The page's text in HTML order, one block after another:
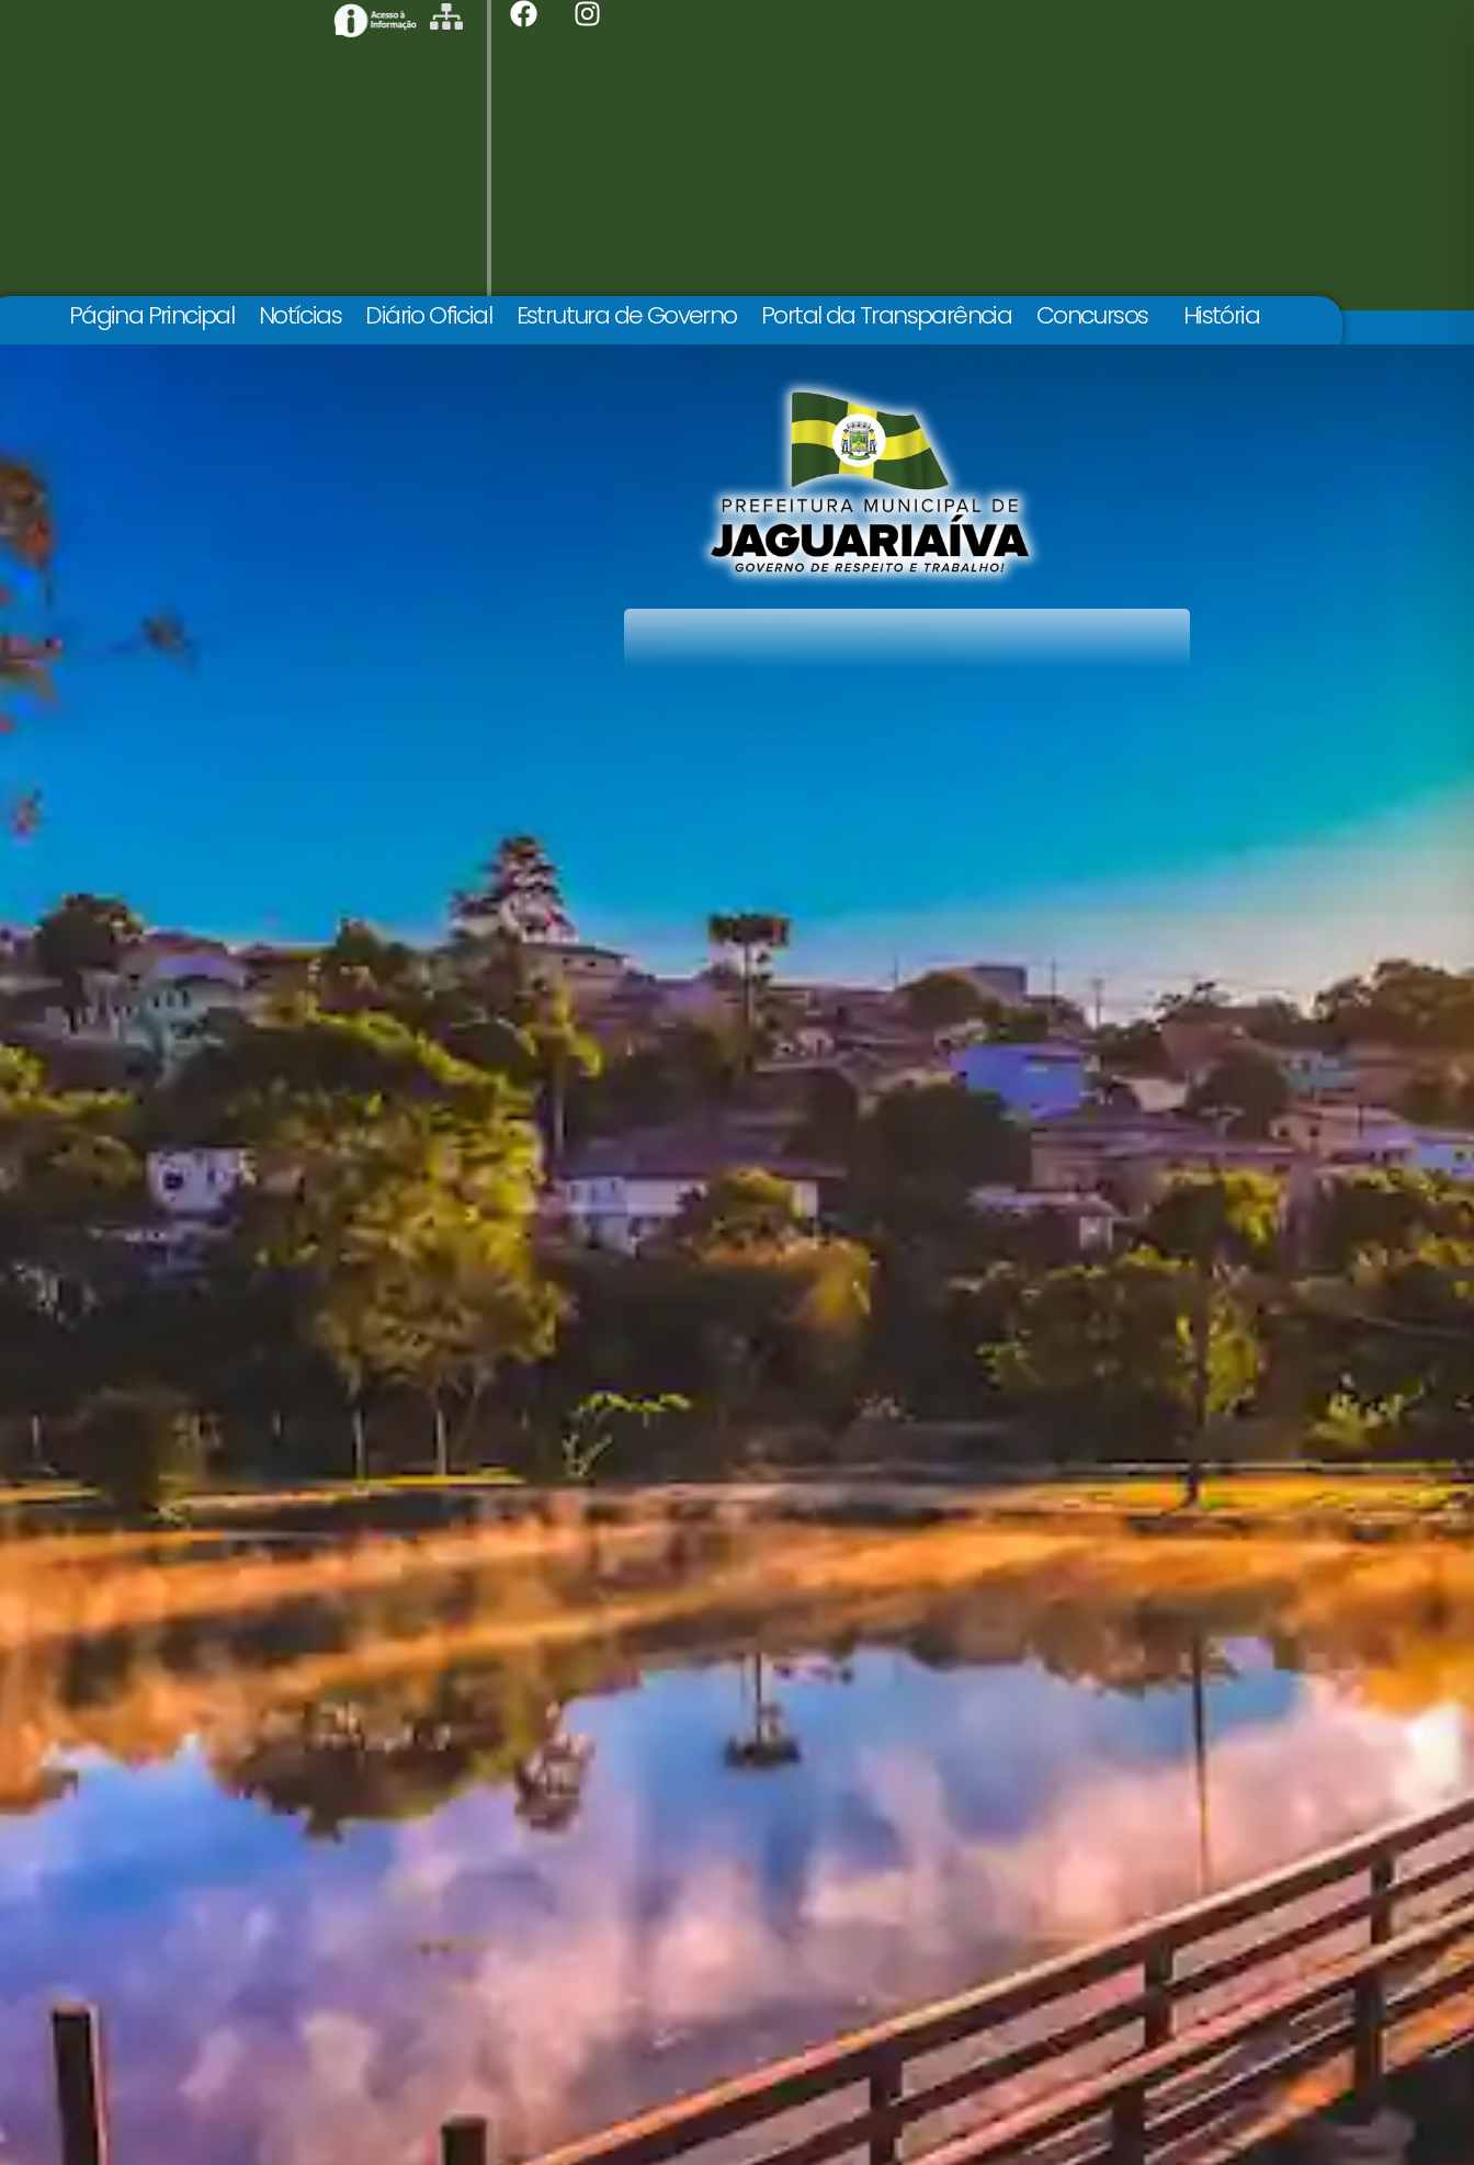
Página Principal Notícias Diário Oficial Estrutura de Governo Portal da Transparência Concursos História